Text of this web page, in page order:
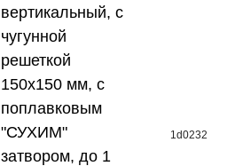
вертикальный, с
чугунной
решеткой
150x150 мм, с
поплавковым
"СУХИМ"
затвором, до 1
1d0232